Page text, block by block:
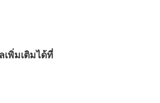
พิ่มเติมได้ที่